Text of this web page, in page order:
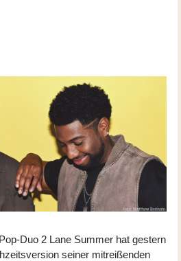
Duo 2 Lane Summer hat gestern
seiner mitreißenden